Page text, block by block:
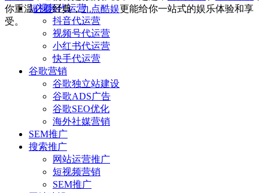
短视频代运营
抖音代运营
视频号代运营
小红书代运营
快手代运营
谷歌营销
谷歌独立站建设
谷歌ADS广告
谷歌SEO优化
海外社媒营销
SEM推广
搜索推广
网站运营推广
短视频营销
SEM推广
你重温必看经典，九点酷娱更能给你一站式的娱乐体验和享
受。